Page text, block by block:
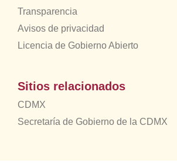
Transparencia
Avisos de privacidad
Licencia de Gobierno Abierto
Sitios relacionados
CDMX
Secretaría de Gobierno de la CDMX